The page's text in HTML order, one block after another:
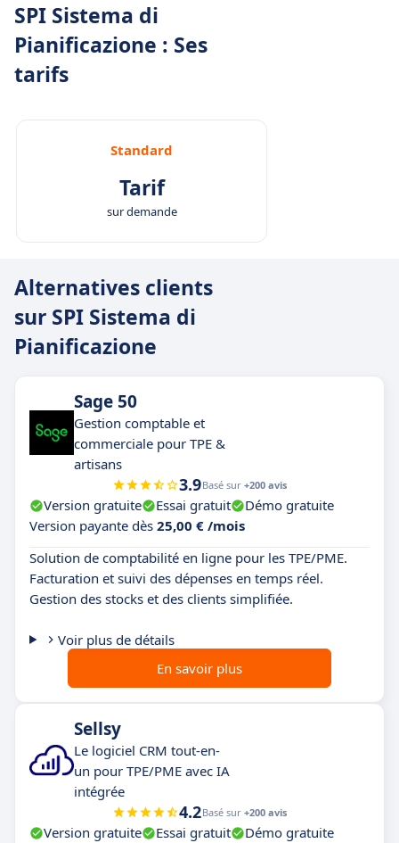
SPI Sistema di
Pianificazione : Ses
tarifs
Standard
Tarif
sur demande
Alternatives clients
sur SPI Sistema di
Pianificazione
Sage 50
Gestion comptable et
commerciale pour TPE &
artisans
3.9Basé sur +200 avis
Version gratuite Essai gratuit
Démo gratuite
Version payante dès 25,00 € /mois
Solution de comptabilité en ligne pour les TPE/PME.
Facturation et suivi des dépenses en temps réel.
Gestion des stocks et des clients simplifiée.
Voir plus de détails
En savoir plus
Sellsy
Le logiciel CRM tout-en-
un pour TPE/PME avec IA
intégrée
4.2Basé sur +200 avis
Version gratuite Essai gratuit
Démo gratuite